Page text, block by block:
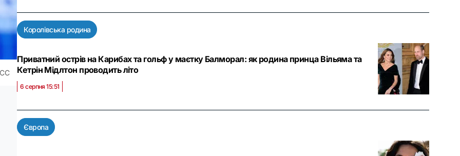
Королівська родина
Приватний острів на Карибах та гольф у маєтку Балморал: як родина принца Вільяма та
Кетрін Мідлтон проводить літо
6 серпня 15:51
Європа